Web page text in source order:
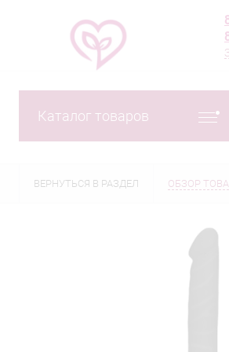
Каталог товаров
ВЕРНУТЬСЯ В РАЗДЕЛ ОБЗОР